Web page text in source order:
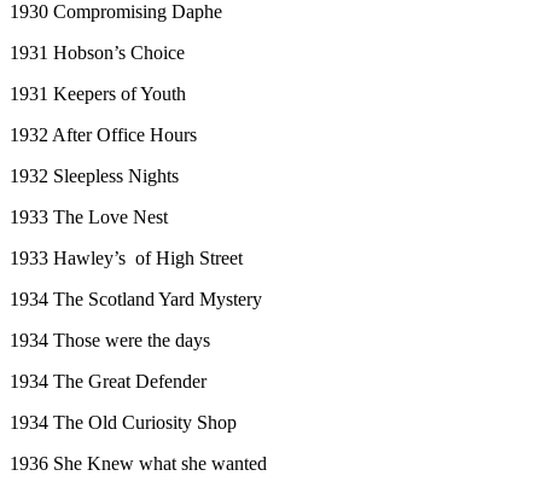
1930 Compromising Daphe
1931 Hobson’s Choice
1931 Keepers of Youth
1932 After Office Hours
1932 Sleepless Nights
1933 The Love Nest
1933 Hawley’s of High Street
1934 The Scotland Yard Mystery
1934 Those were the days
1934 The Great Defender
1934 The Old Curiosity Shop
1936 She Knew what she wanted